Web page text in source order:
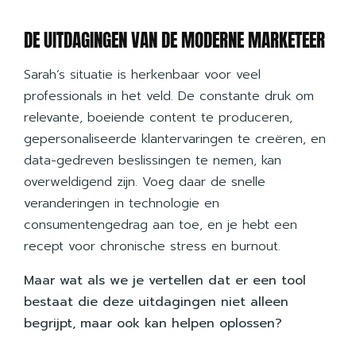
DE UITDAGINGEN VAN DE MODERNE MARKETEER
Sarah’s situatie is herkenbaar voor veel
professionals in het veld. De constante druk om
relevante, boeiende content te produceren,
gepersonaliseerde klantervaringen te creëren, en
data-gedreven beslissingen te nemen, kan
overweldigend zijn. Voeg daar de snelle
veranderingen in technologie en
consumentengedrag aan toe, en je hebt een
recept voor chronische stress en burnout.
Maar wat als we je vertellen dat er een tool
bestaat die deze uitdagingen niet alleen
begrijpt, maar ook kan helpen oplossen?